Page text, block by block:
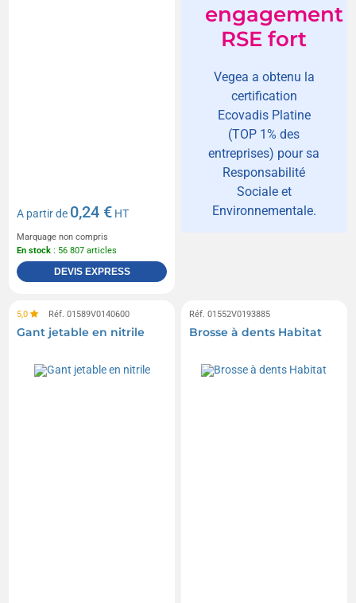
A partir de 0,24 € HT
Marquage non compris
En stock : 56 807 articles
DEVIS EXPRESS
engagement
RSE fort
Vegea a obtenu la
certification
Ecovadis Platine
(TOP 1% des
entreprises) pour sa
Responsabilité
Sociale et
Environnementale.
5,0 Réf. 01589V0140600
Gant jetable en nitrile
Réf. 01552V0193885
Brosse à dents Habitat